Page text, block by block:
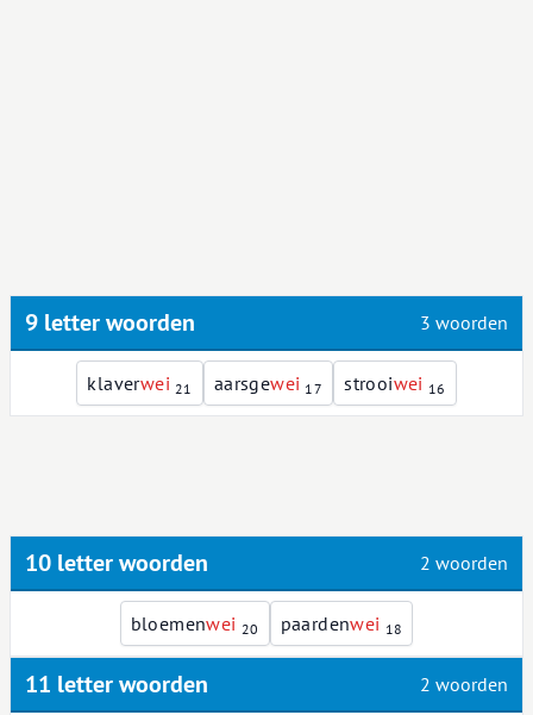
9 letter woorden 3 woorden
klaverwei 21 aarsgewei 17 strooiwei 16
10 letter woorden 2 woorden
bloemenwei 20 paardenwei 18
11 letter woorden 2 woorden